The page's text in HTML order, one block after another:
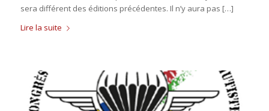
sera différent des éditions précédentes. Il n’y aura pas […]
Lire la suite